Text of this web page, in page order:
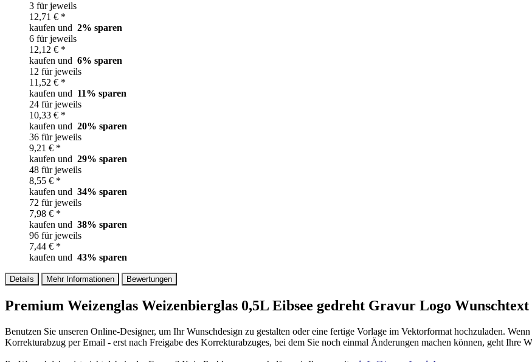
3 für jeweils
12,71 € *
kaufen und 2% sparen
6 für jeweils
12,12 € *
kaufen und 6% sparen
12 für jeweils
11,52 € *
kaufen und 11% sparen
24 für jeweils
10,33 € *
kaufen und 20% sparen
36 für jeweils
9,21 € *
kaufen und 29% sparen
48 für jeweils
8,55 € *
kaufen und 34% sparen
72 für jeweils
7,98 € *
kaufen und 38% sparen
96 für jeweils
7,44 € *
kaufen und 43% sparen
Details Mehr Informationen Bewertungen
Premium Weizenglas Weizenbierglas 0,5L Eibsee gedreht Gravur Logo Wunschtext
Benutzen Sie unseren Online-Designer, um Ihr Wunschdesign zu gestalten oder eine fertige Vorlage im Vektorformat hochzuladen.
Korrekturabzug per Email - erst nach Freigabe des Korrekturabzuges, bei dem Sie noch einmal Änderungen machen können, geht Ihre